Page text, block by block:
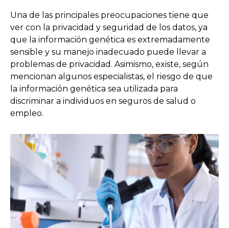
Una de las principales preocupaciones tiene que
ver con la privacidad y seguridad de los datos, ya
que la información genética es extremadamente
sensible y su manejo inadecuado puede llevar a
problemas de privacidad. Asimismo, existe, según
mencionan algunos especialistas, el riesgo de que
la información genética sea utilizada para
discriminar a individuos en seguros de salud o
empleo.